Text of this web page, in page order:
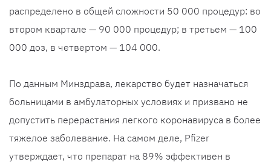
распределено в общей сложности 50 000 процедур: во
втором квартале — 90 000 процедур; в третьем — 100
000 доз, в четвертом — 104 000.
По данным Минздрава, лекарство будет назначаться
больницами в амбулаторных условиях и призвано не
допустить перерастания легкого коронавируса в более
тяжелое заболевание. На самом деле, Pfizer
утверждает, что препарат на 89% эффективен в